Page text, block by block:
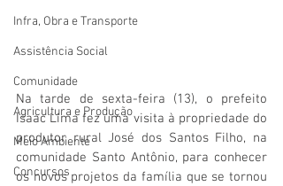
Infra, Obra e Transporte
Assistência Social
Comunidade
Agricultura e Produção
Meio Ambiente
Concursos
Na tarde de sexta-feira (13), o prefeito
Isaac Lima fez uma visita à propriedade do
produtor rural José dos Santos Filho, na
comunidade Santo Antônio, para conhecer
os novos projetos da família que se tornou